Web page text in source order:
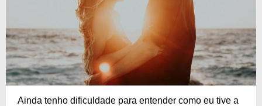
Ainda tenho dificuldade para entender como eu tive a